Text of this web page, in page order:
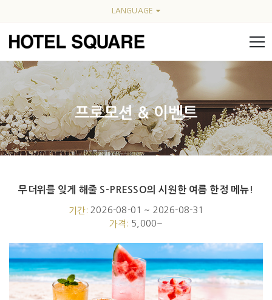
LANGUAGE
프로모션 & 이벤트
Event fullwidth
무더위를 잊게 해줄 S-PRESSO의 시원한 여름 한정 메뉴!
기간: 2026-08-01 ~ 2026-08-31
가격: 5,000~